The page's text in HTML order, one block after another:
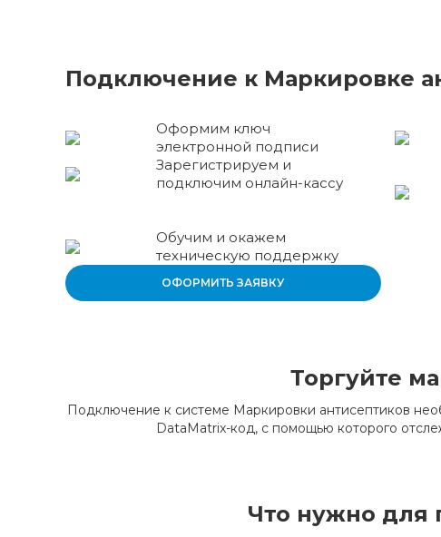
Подключение к Маркировке
Оформим ключ
электронной подписи
Зарегистрируем и
подключим онлайн-кассу
Обучим и окажем
техническую поддержку
ОФОРМИТЬ ЗАЯВКУ
Торгуйте
Подключение к системе Маркировки антисептиков
DataMatrix-код, с помощью которого
Что нужно для